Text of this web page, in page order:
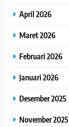
April 2026
Maret 2026
Februari 2026
Januari 2026
Desember 2025
November 2025